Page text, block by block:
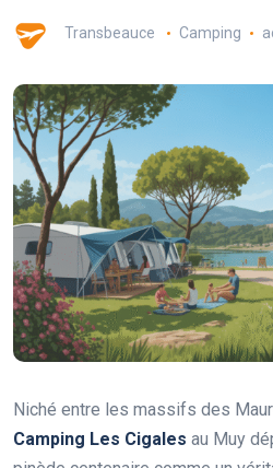
Transbeauce Camping
Niché entre les massifs des
Camping Les Cigales au Muy